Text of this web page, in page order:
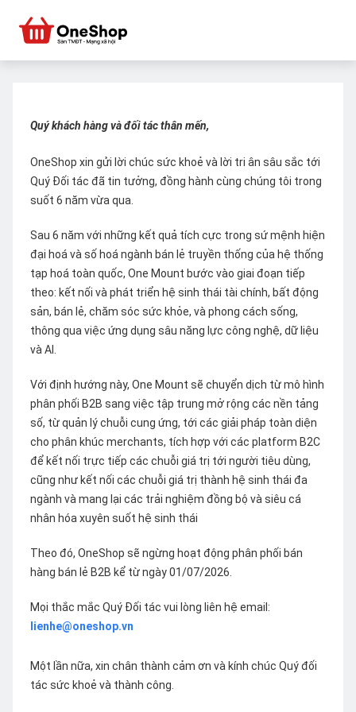
Quý khách hàng và đối tác thân mến,
OneShop xin gửi lời chúc sức khoẻ và lời tri ân sâu sắc tới
Quý Đối tác đã tin tưởng, đồng hành cùng chúng tôi trong
suốt 6 năm vừa qua.
Sau 6 năm với những kết quả tích cực trong sứ mệnh hiện
đại hoá và số hoá ngành bán lẻ truyền thống của hệ thống
tạp hoá toàn quốc, One Mount bước vào giai đoạn tiếp
theo: kết nối và phát triển hệ sinh thái tài chính, bất động
sản, bán lẻ, chăm sóc sức khỏe, và phong cách sống,
thông qua việc ứng dụng sâu năng lực công nghệ, dữ liệu
và AI.
Với định hướng này, One Mount sẽ chuyển dịch từ mô hình
phân phối B2B sang việc tập trung mở rộng các nền tảng
số, từ quản lý chuỗi cung ứng, tới các giải pháp toàn diện
cho phân khúc merchants, tích hợp với các platform B2C
để kết nối trực tiếp các chuỗi giá trị tới người tiêu dùng,
cũng như kết nối các chuỗi giá trị thành hệ sinh thái đa
ngành và mang lại các trải nghiệm đồng bộ và siêu cá
nhân hóa xuyên suốt hệ sinh thái
Theo đó, OneShop sẽ ngừng hoạt động phân phối bán
hàng bán lẻ B2B kể từ ngày 01/07/2026.
Mọi thắc mắc Quý Đối tác vui lòng liên hệ email:
lienhe@oneshop.vn
Một lần nữa, xin chân thành cảm ơn và kính chúc Quý đối
tác sức khoẻ và thành công.